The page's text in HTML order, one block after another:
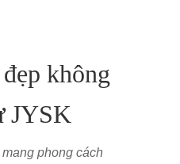
không
JYSK
phong cách